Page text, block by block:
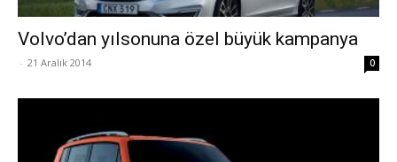
Volvo’dan yılsonuna özel büyük kampanya
- 21 Aralık 2014 0